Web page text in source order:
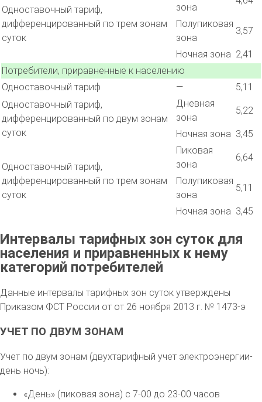
Одноставочный тариф,
дифференцированный по трем зонам
суток
зона
Полупиковая
зона
3,57
Ночная зона 2,41
Потребители, приравненные к населению
Одноставочный тариф
—
5,11
Одноставочный тариф,
дифференцированный по двум зонам
суток
Дневная
зона
5,22
Ночная зона 3,45
Одноставочный тариф,
дифференцированный по трем зонам
суток
Пиковая
зона
6,64
Полупиковая
зона
5,11
Ночная зона 3,45
Интервалы тарифных зон суток для
населения и приравненных к нему
категорий потребителей
Данные интервалы тарифных зон суток утверждены
Приказом ФСТ России от от 26 ноября 2013 г. № 1473-э
УЧЕТ ПО ДВУМ ЗОНАМ
Учет по двум зонам (двухтарифный учет электроэнергии-
день ночь):
«День» (пиковая зона) с 7-00 до 23-00 часов